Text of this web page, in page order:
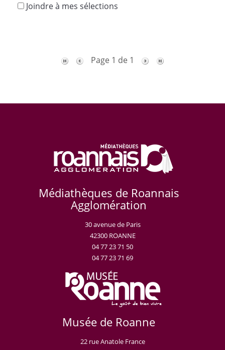
Joindre à mes sélections
Page 1 de 1
Médiathèques de Roannais
Agglomération
30 avenue de Paris
42300 ROANNE
04 77 23 71 50
04 77 23 71 69
Musée de Roanne
22 rue Anatole France